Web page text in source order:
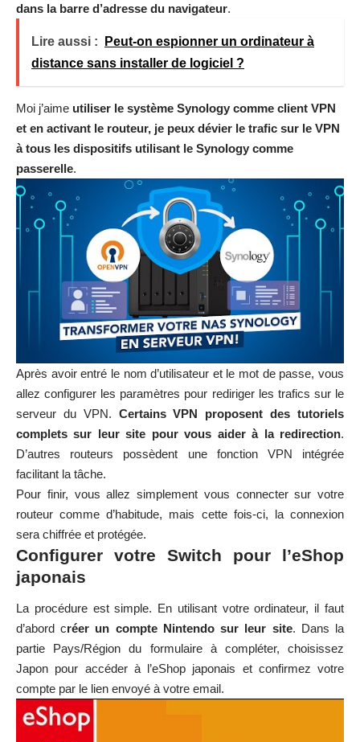
dans la barre d’adresse du navigateur.
Lire aussi :
Peut-on espionner un ordinateur à
distance sans installer de logiciel ?
Moi j’aime utiliser le système Synology comme client VPN
et en activant le routeur, je peux dévier le trafic sur le VPN
à tous les dispositifs utilisant le Synology comme
passerelle.
Après avoir entré le nom d’utilisateur et le mot de passe, vous
allez configurer les paramètres pour rediriger les trafics sur le
serveur du VPN. Certains VPN proposent des tutoriels
complets sur leur site pour vous aider à la redirection.
D’autres routeurs possèdent une fonction VPN intégrée
facilitant la tâche.
Pour finir, vous allez simplement vous connecter sur votre
routeur comme d’habitude, mais cette fois-ci, la connexion
sera chiffrée et protégée.
Configurer votre Switch pour l’eShop
japonais
La procédure est simple. En utilisant votre ordinateur, il faut
d’abord créer un compte Nintendo sur leur site. Dans la
partie Pays/Région du formulaire à compléter, choisissez
Japon pour accéder à l’eShop japonais et confirmez votre
compte par le lien envoyé à votre email.